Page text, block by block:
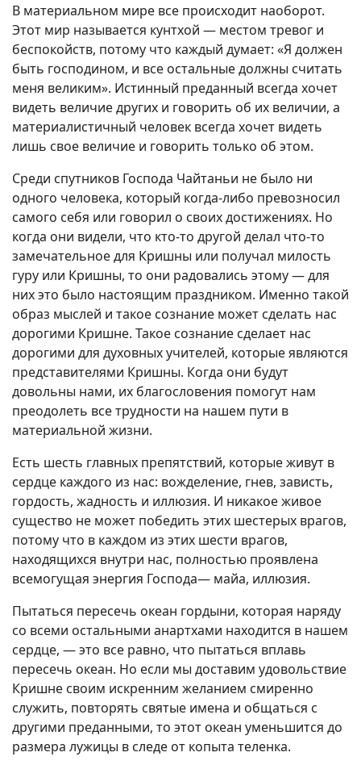
В материальном мире все происходит наоборот.
Этот мир называется кунтхой — местом тревог и
беспокойств, потому что каждый думает: «Я должен
быть господином, и все остальные должны считать
меня великим». Истинный преданный всегда хочет
видеть величие других и говорить об их величии, а
материалистичный человек всегда хочет видеть
лишь свое величие и говорить только об этом.
Среди спутников Господа Чайтаньи не было ни
одного человека, который когда-либо превозносил
самого себя или говорил о своих достижениях. Но
когда они видели, что кто-то другой делал что-то
замечательное для Кришны или получал милость
гуру или Кришны, то они радовались этому — для
них это было настоящим праздником. Именно такой
образ мыслей и такое сознание может сделать нас
дорогими Кришне. Такое сознание сделает нас
дорогими для духовных учителей, которые являются
представителями Кришны. Когда они будут
довольны нами, их благословения помогут нам
преодолеть все трудности на нашем пути в
материальной жизни.
Есть шесть главных препятствий, которые живут в
сердце каждого из нас: вожделение, гнев, зависть,
гордость, жадность и иллюзия. И никакое живое
существо не может победить этих шестерых врагов,
потому что в каждом из этих шести врагов,
находящихся внутри нас, полностью проявлена
всемогущая энергия Господа— майа, иллюзия.
Пытаться пересечь океан гордыни, которая наряду
со всеми остальными анартхами находится в нашем
сердце, — это все равно, что пытаться вплавь
пересечь океан. Но если мы доставим удовольствие
Кришне своим искренним желанием смиренно
служить, повторять святые имена и общаться с
другими преданными, то этот океан уменьшится до
размера лужицы в следе от копыта теленка.